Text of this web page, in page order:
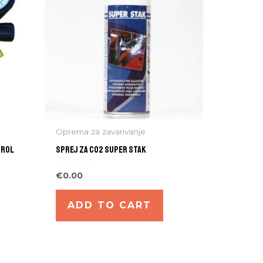
Oprema za zavarivanje
SPREJ ZA CO2 SUPER STAK
Rated
out
€0.00
ADD TO CART